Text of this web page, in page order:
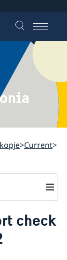
Current
check